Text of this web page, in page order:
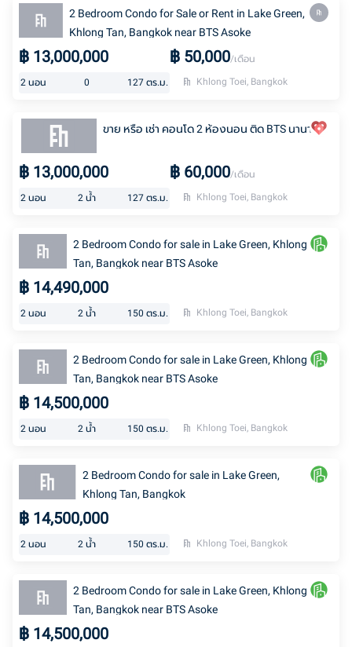
2 Bedroom Condo for Sale or Rent in Lake Green,
Khlong Tan, Bangkok near BTS Asoke
฿ 50,000/เดือน
฿ 13,000,000
2 นอน 0 127 ตร.ม. Khlong Toei, Bangkok
ขาย หรือ เช่า คอนโด 2 ห้องนอน ติด BTS นานา
฿ 60,000/เดือน
฿ 13,000,000
2 นอน 2 น้ำ 127 ตร.ม. Khlong Toei, Bangkok
2 Bedroom Condo for sale in Lake Green, Khlong
Tan, Bangkok near BTS Asoke
฿ 14,490,000
2 นอน 2 น้ำ 150 ตร.ม. Khlong Toei, Bangkok
2 Bedroom Condo for sale in Lake Green, Khlong
Tan, Bangkok near BTS Asoke
฿ 14,500,000
2 นอน 2 น้ำ 150 ตร.ม. Khlong Toei, Bangkok
2 Bedroom Condo for sale in Lake Green,
Khlong Tan, Bangkok
฿ 14,500,000
2 นอน 2 น้ำ 150 ตร.ม. Khlong Toei, Bangkok
2 Bedroom Condo for sale in Lake Green, Khlong
Tan, Bangkok near BTS Asoke
฿ 14,500,000